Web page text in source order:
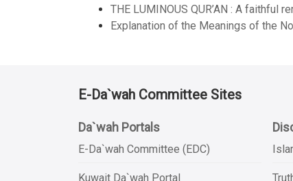
THE LUMINOUS QUR’AN : A
Explanation of the Meanings of the
E-Da`wah Committee Sites
Da`wah Portals
E-Da`wah Committee (EDC)
Kuwait Da`wah Portal